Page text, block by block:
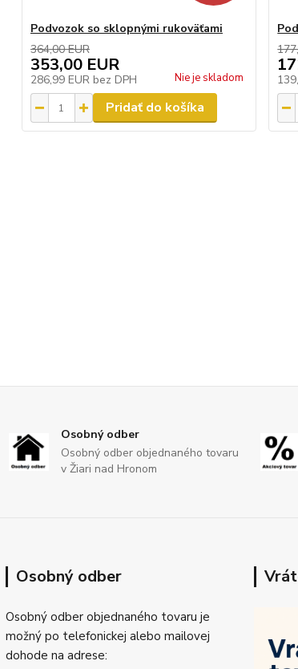
Podvozok so sklopnými rukoväťami
364,00 EUR
353,00 EUR
286,99 EUR bez DPH Nie je skladom
Pridať do košíka
Osobný odber
Osobný odber objednaného tovaru
v Žiari nad Hronom
Osobný odber
Osobný odber objednaného tovaru je
možný po telefonickej alebo mailovej
dohode na adrese: